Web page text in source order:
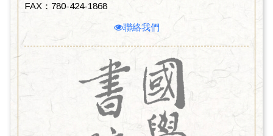
FAX：780-424-1868
聯絡我們